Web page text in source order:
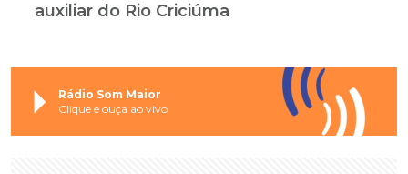
auxiliar do Rio Criciúma
Rádio Som Maior
Clique e ouça ao vivo